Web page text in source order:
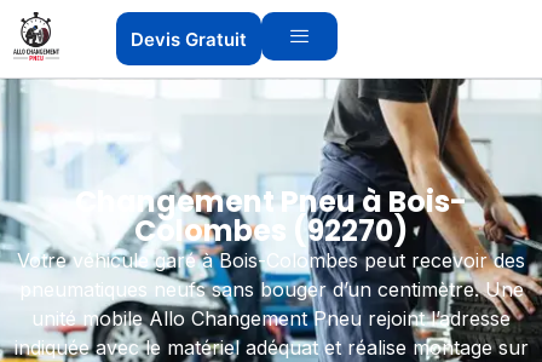
Devis Gratuit
Changement Pneu à Bois-
Colombes (92270)
Votre véhicule garé à Bois-Colombes peut recevoir des
pneumatiques neufs sans bouger d’un centimètre. Une
unité mobile Allo Changement Pneu rejoint l’adresse
indiquée avec le matériel adéquat et réalise montage sur